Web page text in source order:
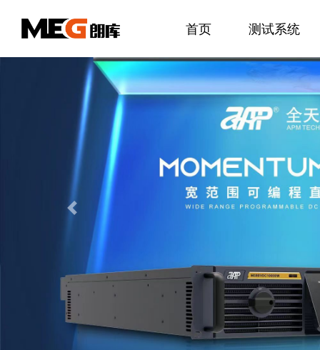
首页 测试系统
Previous